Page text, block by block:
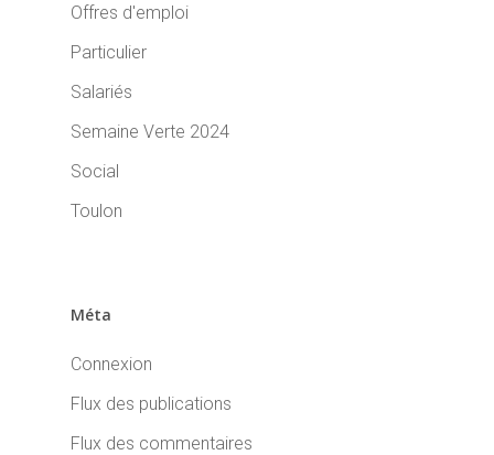
Offres d'emploi
Particulier
Salariés
Semaine Verte 2024
Social
Toulon
Méta
Connexion
Flux des publications
Flux des commentaires